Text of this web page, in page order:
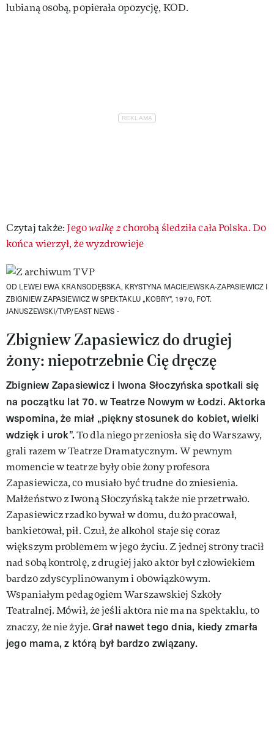
lubianą osobą, popierała opozycję, KOD.
Czytaj także: Jegowalkę zchorobą śledziła cała Polska. Do
końca wierzył, że wyzdrowieje
OD LEWEJ EWA KRANSODĘBSKA, KRYSTYNA MACIEJEWSKA-ZAPASIEWICZ I
ZBIGNIEW ZAPASIEWICZ W SPEKTAKLU „KOBRY", 1970, FOT.
JANUSZEWSKI/TVP/EAST NEWS -
Zbigniew Zapasiewicz do drugiej
żony: niepotrzebnie Cię dręczę
Zbigniew Zapasiewicz i Iwona Słoczyńska spotkali się
na początku lat 70. w Teatrze Nowym w Łodzi. Aktorka
wspomina, że miał „piękny stosunek do kobiet, wielki
wdzięk i urok”.To dla niego przeniosła się do Warszawy,
grali razem w Teatrze Dramatycznym. W pewnym
momencie w teatrze były obie żony profesora
Zapasiewicza, co musiało być trudne do zniesienia.
Małżeństwo z Iwoną Słoczyńską także nie przetrwało.
Zapasiewicz rzadko bywał w domu, dużo pracował,
bankietował, pił. Czuł, że alkohol staje się coraz
większym problemem w jego życiu. Z jednej strony tracił
nad sobą kontrolę, z drugiej jako aktor był człowiekiem
bardzo zdyscyplinowanym i obowiązkowym.
Wspaniałym pedagogiem Warszawskiej Szkoły
Teatralnej. Mówił, że jeśli aktora nie ma na spektaklu, to
znaczy, że nie żyje.Grał nawet tego dnia, kiedy zmarła
jego mama, z którą był bardzo związany.